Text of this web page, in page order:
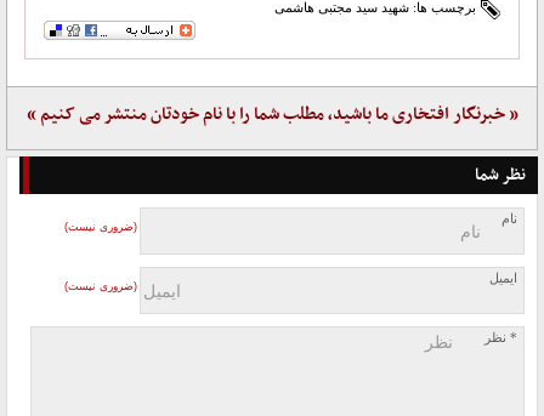
برچسب ها: شهید سید مجتبی هاشمی
« خبرنگار افتخاری ما باشید، مطلب شما را با نام خودتان منتشر می کنیم »
نظر شما
نام
(ضروری نیست)
ایمیل
(ضروری نیست)
* نظر